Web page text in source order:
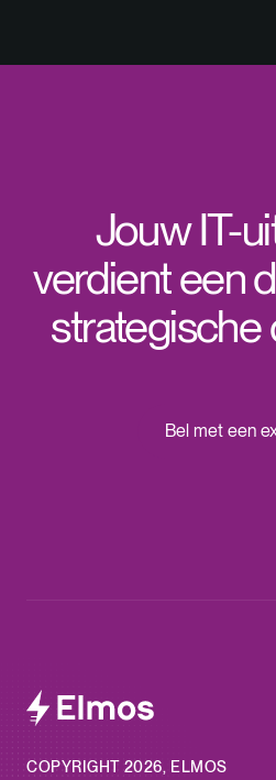
Jouw IT-
verdient een
strategische
Bel met een
COPYRIGHT 2026, ELMOS